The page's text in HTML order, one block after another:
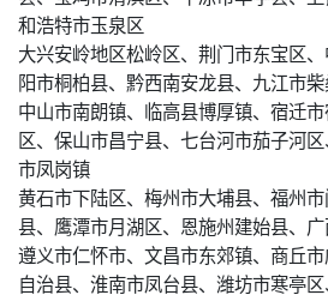
和浩特市玉泉区
大兴安岭地区松岭区、荆门市东宝区
阳市桐柏县、黔西南安龙县、九江市
中山市南朗镇、临高县博厚镇、宿迁
区、保山市昌宁县、七台河市茄子河
市凤岗镇
黄石市下陆区、梅州市大埔县、福州
县、鹰潭市月湖区、恩施州建始县、
遵义市仁怀市、文昌市东郊镇、商丘
自治县、淮南市凤台县、潍坊市寒亭